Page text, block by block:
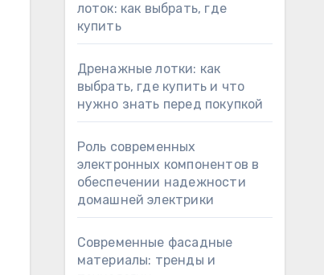
лоток: как выбрать, где
купить
Дренажные лотки: как
выбрать, где купить и что
нужно знать перед покупкой
Роль современных
электронных компонентов в
обеспечении надежности
домашней электрики
Современные фасадные
материалы: тренды и